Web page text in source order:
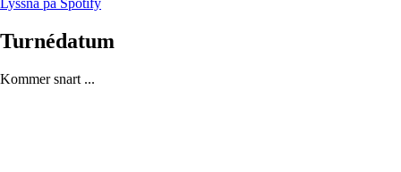
Lyssna på Spotify
Turnédatum
Kommer snart ...